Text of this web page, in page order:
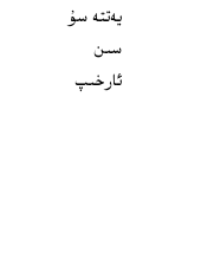
يەتتە سۇ
سىن
ئارخىپ